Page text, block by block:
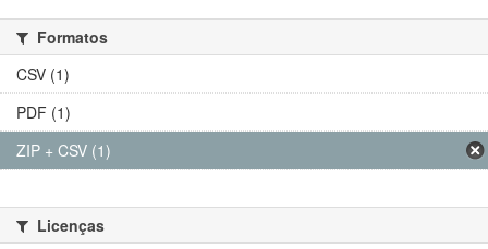
Formatos
CSV (1)
PDF (1)
ZIP + CSV (1)
Licenças